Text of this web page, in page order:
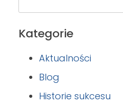
Kategorie
Aktualności
Blog
Historie sukcesu